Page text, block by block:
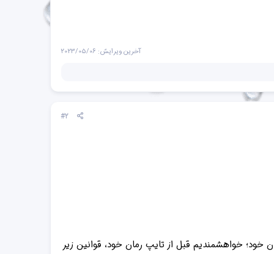
آخرین ویرایش: 2023/05/06
#2
خواهشمندیم قبل از تایپ رمان خود، قوانین زیر